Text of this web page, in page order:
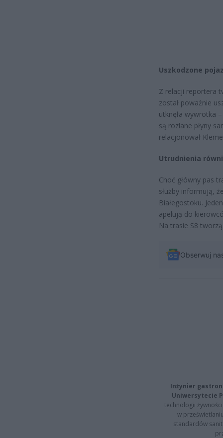
Uszkodzone
Z relacji reportera
został poważnie
utknęła wywrotka
są rozlane płyny
relacjonował
Utrudnienia
Choć główny pas
służby informują,
Białegostoku.
apelują do
Na trasie S8
Obserwuj
Inżynier
Uniwersytecie
technologii
w
standardów